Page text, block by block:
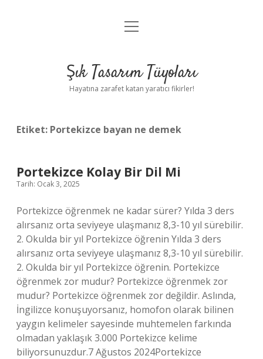
Anasayfa
Yasal Uyarı
menüyü
Şık Tasarım Tüyoları
Hayatına zarafet katan yaratıcı fikirler!
Etiket: Portekizce bayan ne demek
Portekizce Kolay Bir Dil Mi
Tarih: Ocak 3, 2025
Portekizce öğrenmek ne kadar sürer? Yılda 3 ders
alırsanız orta seviyeye ulaşmanız 8,3-10 yıl sürebilir.
2. Okulda bir yıl Portekizce öğrenin Yılda 3 ders
alırsanız orta seviyeye ulaşmanız 8,3-10 yıl sürebilir.
2. Okulda bir yıl Portekizce öğrenin. Portekizce
öğrenmek zor mudur? Portekizce öğrenmek zor
mudur? Portekizce öğrenmek zor değildir. Aslında,
İngilizce konuşuyorsanız, homofon olarak bilinen
yaygın kelimeler sayesinde muhtemelen farkında
olmadan yaklaşık 3.000 Portekizce kelime
biliyorsunuzdur.7 Ağustos 2024Portekizce